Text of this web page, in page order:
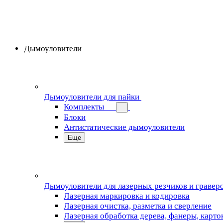
Дымоуловители
Дымоуловители для пайки
Комплекты
Блоки
Антистатические дымоуловители
Еще
Дымоуловители для лазерных резчиков и
Лазерная маркировка и кодировка
Лазерная очистка, разметка и сверление
Лазерная обработка дерева, фанеры,